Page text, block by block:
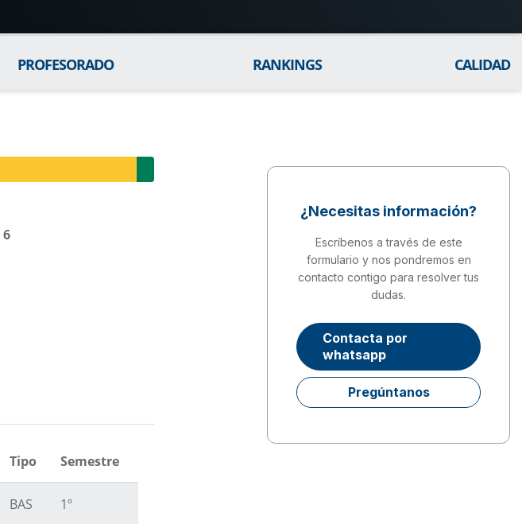
PROFESORADO RANKINGS CALIDAD
6
Tipo Semestre
BAS 1º
¿Necesitas información?
Escríbenos a través de este
formulario y nos pondremos en
contacto contigo para resolver tus
dudas.
Contacta por
whatsapp
Pregúntanos